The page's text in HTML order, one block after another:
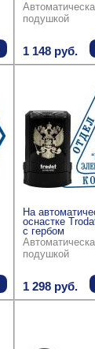
подушкой
1 148 руб.
На
оснастке
с гербом
подушкой
1 298 руб.